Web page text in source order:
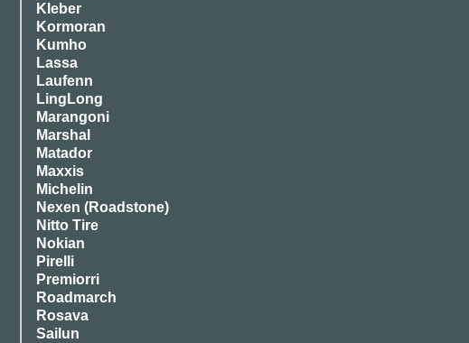
Kleber
Kormoran
Kumho
Lassa
Laufenn
LingLong
Marangoni
Marshal
Matador
Maxxis
Michelin
Nexen (Roadstone)
Nitto Tire
Nokian
Pirelli
Premiorri
Roadmarch
Rosava
Sailun